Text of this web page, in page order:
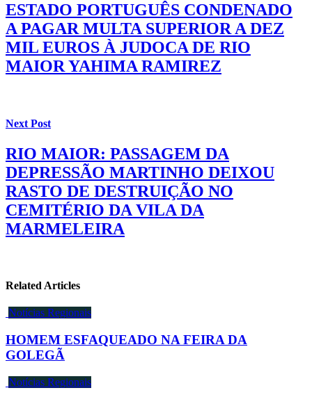
ESTADO PORTUGUÊS CONDENADO
A PAGAR MULTA SUPERIOR A DEZ
MIL EUROS À JUDOCA DE RIO
MAIOR YAHIMA RAMIREZ
Next Post
RIO MAIOR: PASSAGEM DA
DEPRESSÃO MARTINHO DEIXOU
RASTO DE DESTRUIÇÃO NO
CEMITÉRIO DA VILA DA
MARMELEIRA
Related Articles
Notícias Regionais
HOMEM ESFAQUEADO NA FEIRA DA
GOLEGÃ
Notícias Regionais